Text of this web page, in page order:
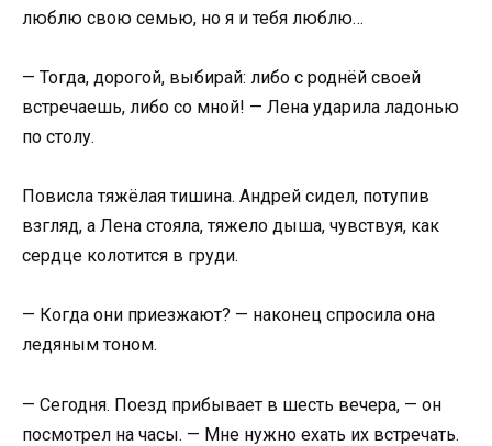
люблю свою семью, но я и тебя люблю…
— Тогда, дорогой, выбирай: либо с роднёй своей
встречаешь, либо со мной! — Лена ударила ладонью
по столу.
Повисла тяжёлая тишина. Андрей сидел, потупив
взгляд, а Лена стояла, тяжело дыша, чувствуя, как
сердце колотится в груди.
— Когда они приезжают? — наконец спросила она
ледяным тоном.
— Сегодня. Поезд прибывает в шесть вечера, — он
посмотрел на часы. — Мне нужно ехать их встречать.